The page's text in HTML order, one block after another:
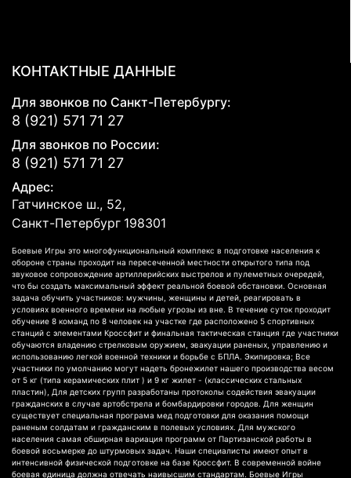
КОНТАКТНЫЕ ДАННЫЕ
Для звонков по Санкт-Петербургу:
8 (921) 571 71 27
Для звонков по России:
8 (921) 571 71 27
Адрес:
Гатчинское ш., 52,
Санкт-Петербург 198301
Боевые Игры это многофункциональный комплекс в подготовке населения к
обороне страны проходит на пересеченной местности открытого типа под
звуковое сопровождение артиллерийских выстрелов и пулеметных очередей,
что бы создать максимальный эффект реальной боевой обстановки. Основная
задача обучить участников: мужчины, женщины и детей, реагировать в
условиях военного времени на любые угрозы из вне. В течение суток проходит
обучение 8 команд по 8 человек на участке где расположено 5 спортивных
станций с элементами Кроссфит и финальная тактическая станция где участники
обучаются владению стрелковым оружием, эвакуации раненых, управлению и
использованию легкой военной техники и борьбе с БПЛА. Экипировка; Все
участники по умолчанию могут надеть бронежилет нашего производства весом
от 5 кг (типа керамических плит ) и 9 кг жилет - (классических стальных
пластин), Для детских групп разработаны протоколы содействия эвакуации
гражданских в случае артобстрела и бомбардировки городов. Для женщин
существует специальная програма мед подготовки для оказания помощи
раненым солдатам и гражданским в полевых условиях. Для мужского
населения самая обширная вариация программ от Партизанской работы в
боевой восьмерке до штурмовых задач. Наши специалисты имеют опыт в
интенсивной физической подготовке на базе Кроссфит. В современной войне
боевая единица должна отвечать наивысшим стандартам. Боевые Игры